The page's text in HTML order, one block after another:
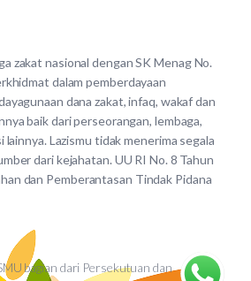
zakat nasional dengan SK Menag No.
dalam pemberdayaan
dana zakat, infaq, wakaf dan
baik dari perseorangan, lembaga,
Lazismu tidak menerima segala
dari kejahatan. UU RI No. 8 Tahun
dan Pemberantasan Tindak Pidana
bagian dari Persekutuan dan